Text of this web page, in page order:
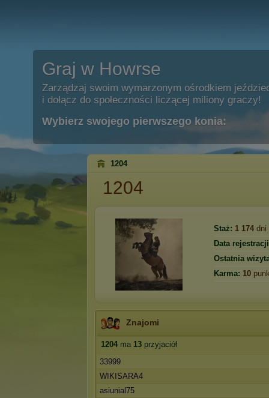
Graj w Howrse
Zarządzaj swoim wymarzonym ośrodkiem
i dołącz do społeczności liczącej miliony graczy!
Wybierz swojego pierwszego konia:
1204
1204
Staż: 1 174 dni
Data
Ostatnia
Karma: 10
Znajomi
1204 ma 13 przyjaciół
33999
WIKISARA4
asiunial75